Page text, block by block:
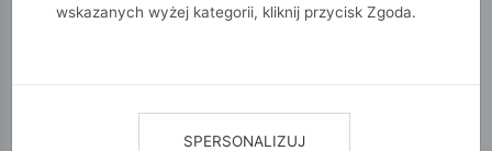
wskazanych wyżej kategorii, kliknij przycisk Zgoda.
SPERSONALIZUJ